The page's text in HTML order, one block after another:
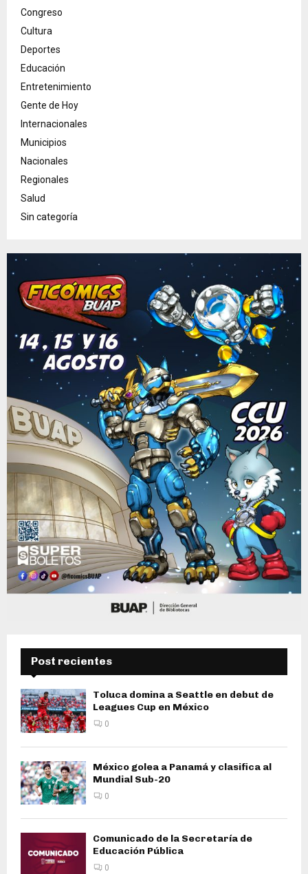
Congreso
Cultura
Deportes
Educación
Entretenimiento
Gente de Hoy
Internacionales
Municipios
Nacionales
Regionales
Salud
Sin categoría
Post recientes
Toluca domina a Seattle en debut de
Leagues Cup en México
0
México golea a Panamá y clasifica al
Mundial Sub-20
0
Comunicado de la Secretaría de
Educación Pública
0